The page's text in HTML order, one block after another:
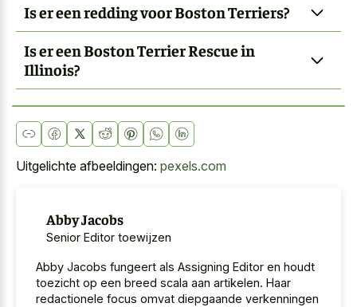
Is er een redding voor Boston Terriers?
Is er een Boston Terrier Rescue in
Illinois?
Uitgelichte afbeeldingen: pexels.com
Abby Jacobs
Senior Editor toewijzen
Abby Jacobs fungeert als Assigning Editor en houdt
toezicht op een breed scala aan artikelen. Haar
redactionele focus omvat diepgaande verkenningen